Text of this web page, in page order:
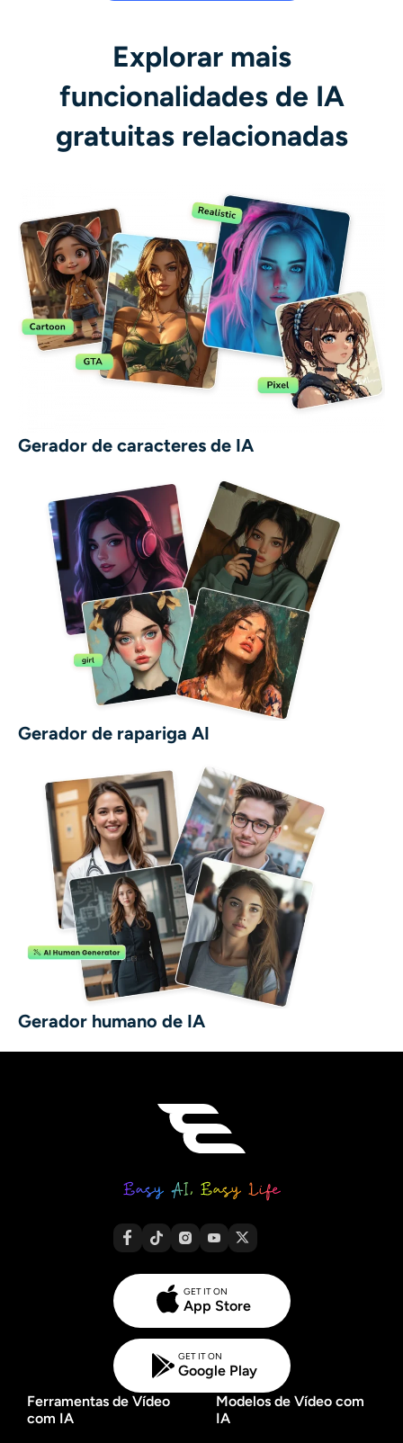
Explorar mais
funcionalidades de IA
gratuitas relacionadas
Gerador de caracteres de IA
Gerador de rapariga AI
Gerador humano de IA
GET IT ON
App Store
GET IT ON
Google Play
Ferramentas de Vídeo
com IA
Modelos de Vídeo com
IA